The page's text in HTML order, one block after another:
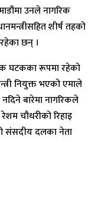
उनले नागरिक
शीर्ष तहको
छन् ।
घटकका रूपमा रहेको
नियुक्त भएको एमाले
बारेमा नागरिकले
चौधरीको रिहाइ
संसदीय दलका नेता